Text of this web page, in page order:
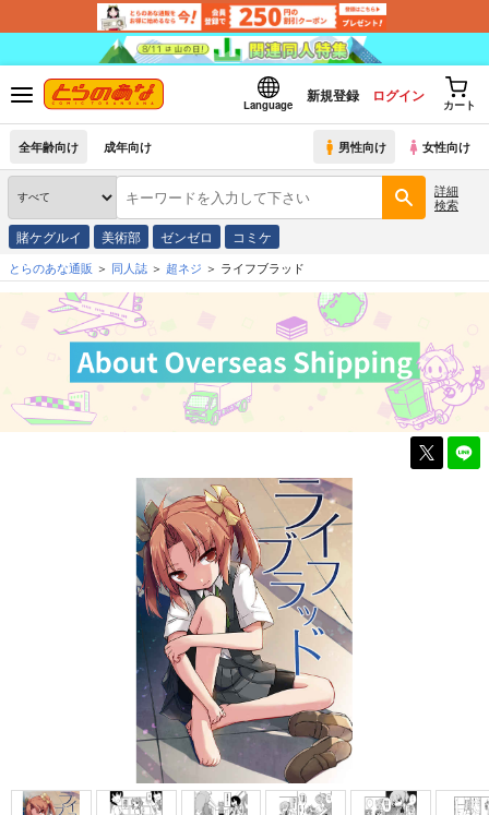
Language
新規登録 ログイン
カート
全年齢向け 成年向け 男性向け 女性向け
詳細
検索
賭ケグルイ 美術部 ゼンゼロ コミケ
とらのあな通販 同人誌 超ネジ ライフブラッド